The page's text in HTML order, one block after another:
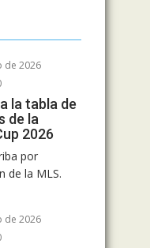
de 2026
la tabla de
de la
2026
por
de la MLS.
de 2026